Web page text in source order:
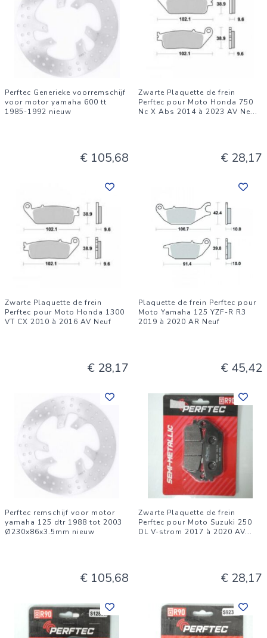
Perftec Generieke voorremschijf
voor motor yamaha 600 tt
1985-1992 nieuw
€ 105,68
Zwarte Plaquette de frein
Perftec pour Moto Honda 750
Nc X Abs 2014 à 2023 AV Ne...
€ 28,17
Zwarte Plaquette de frein
Perftec pour Moto Honda 1300
VT CX 2010 à 2016 AV Neuf
€ 28,17
Plaquette de frein Perftec pour
Moto Yamaha 125 YZF-R R3
2019 à 2020 AR Neuf
€ 45,42
Perftec remschijf voor motor
yamaha 125 dtr 1988 tot 2003
Ø230x86x3.5mm nieuw
€ 105,68
Zwarte Plaquette de frein
Perftec pour Moto Suzuki 250
DL V-strom 2017 à 2020 AV...
€ 28,17